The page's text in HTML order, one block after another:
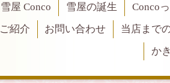
雪屋 Conco 雪屋の誕生 Conco
ご紹介
お問い合わせ 当店まで
か